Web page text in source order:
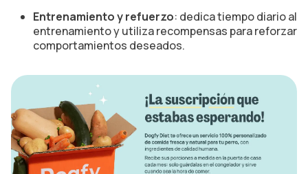
Entrenamiento y refuerzo: dedica tiempo diario al
entrenamiento y utiliza recompensas para reforzar
comportamientos deseados.